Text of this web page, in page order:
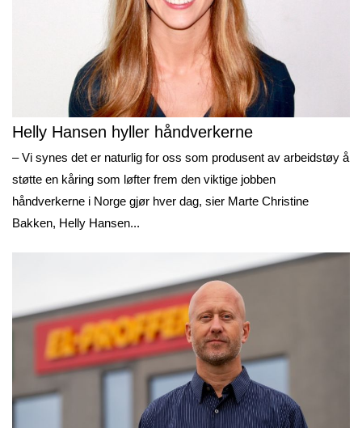
Helly Hansen hyller håndverkerne
– Vi synes det er naturlig for oss som produsent av arbeidstøy å
støtte en kåring som løfter frem den viktige jobben
håndverkerne i Norge gjør hver dag, sier Marte Christine
Bakken, Helly Hansen...